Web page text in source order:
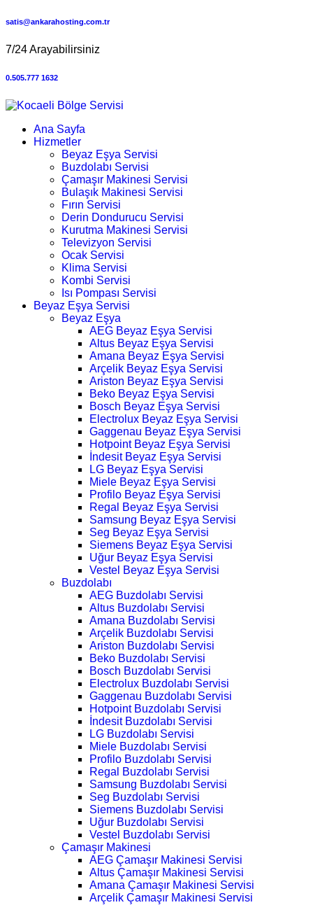
satis@ankarahosting.com.tr
7/24 Arayabilirsiniz
0.505.777 1632
Ana Sayfa
Hizmetler
Beyaz Eşya Servisi
Buzdolabı Servisi
Çamaşır Makinesi Servisi
Bulaşık Makinesi Servisi
Fırın Servisi
Derin Dondurucu Servisi
Kurutma Makinesi Servisi
Televizyon Servisi
Ocak Servisi
Klima Servisi
Kombi Servisi
Isı Pompası Servisi
Beyaz Eşya Servisi
Beyaz Eşya
AEG Beyaz Eşya Servisi
Altus Beyaz Eşya Servisi
Amana Beyaz Eşya Servisi
Arçelik Beyaz Eşya Servisi
Ariston Beyaz Eşya Servisi
Beko Beyaz Eşya Servisi
Bosch Beyaz Eşya Servisi
Electrolux Beyaz Eşya Servisi
Gaggenau Beyaz Eşya Servisi
Hotpoint Beyaz Eşya Servisi
İndesit Beyaz Eşya Servisi
LG Beyaz Eşya Servisi
Miele Beyaz Eşya Servisi
Profilo Beyaz Eşya Servisi
Regal Beyaz Eşya Servisi
Samsung Beyaz Eşya Servisi
Seg Beyaz Eşya Servisi
Siemens Beyaz Eşya Servisi
Uğur Beyaz Eşya Servisi
Vestel Beyaz Eşya Servisi
Buzdolabı
AEG Buzdolabı Servisi
Altus Buzdolabı Servisi
Amana Buzdolabı Servisi
Arçelik Buzdolabı Servisi
Ariston Buzdolabı Servisi
Beko Buzdolabı Servisi
Bosch Buzdolabı Servisi
Electrolux Buzdolabı Servisi
Gaggenau Buzdolabı Servisi
Hotpoint Buzdolabı Servisi
İndesit Buzdolabı Servisi
LG Buzdolabı Servisi
Miele Buzdolabı Servisi
Profilo Buzdolabı Servisi
Regal Buzdolabı Servisi
Samsung Buzdolabı Servisi
Seg Buzdolabı Servisi
Siemens Buzdolabı Servisi
Uğur Buzdolabı Servisi
Vestel Buzdolabı Servisi
Çamaşır Makinesi
AEG Çamaşır Makinesi Servisi
Altus Çamaşır Makinesi Servisi
Amana Çamaşır Makinesi Servisi
Arçelik Çamaşır Makinesi Servisi